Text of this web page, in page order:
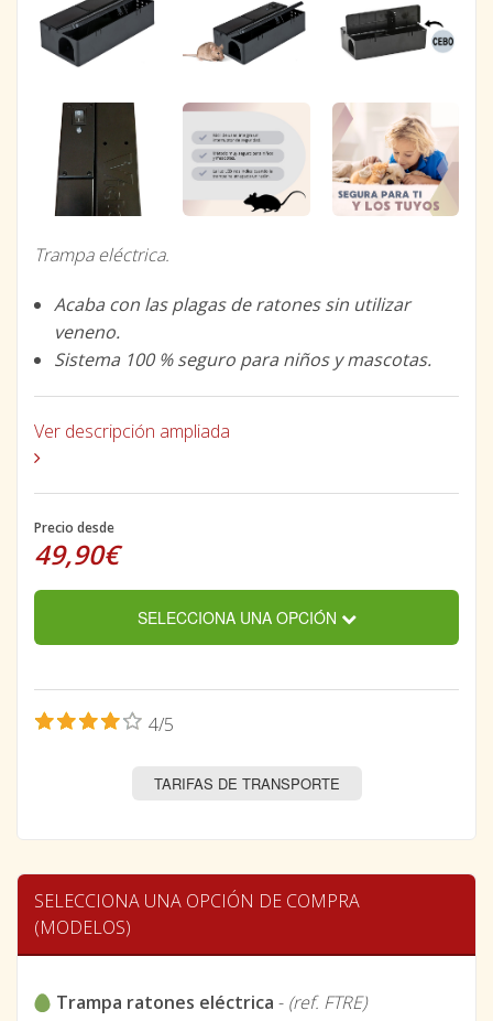
Trampa eléctrica.
Acaba con las plagas de ratones sin utilizar
veneno.
Sistema 100 % seguro para niños y mascotas.
Ver descripción ampliada
Precio desde
49,90€
SELECCIONA UNA OPCIÓN
4/5
TARIFAS DE TRANSPORTE
SELECCIONA UNA OPCIÓN DE COMPRA
(MODELOS)
Trampa ratones eléctrica - (ref. FTRE)